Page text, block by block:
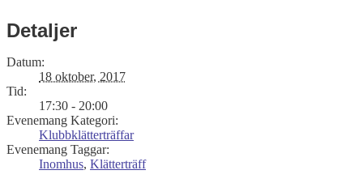
Detaljer
Datum:
18 oktober, 2017
Tid:
17:30 - 20:00
Evenemang Kategori:
Klubbklätterträffar
Evenemang Taggar:
Inomhus, Klätterträff